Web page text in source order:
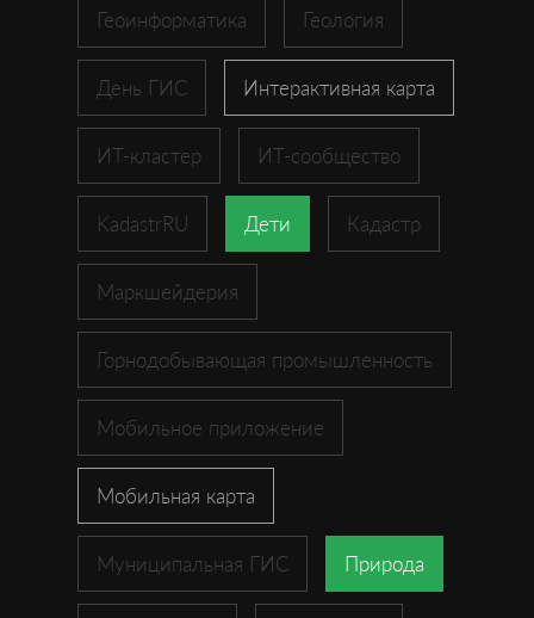
Геоинформатика Геология
День ГИС Интерактивная карта
ИТ-кластер ИТ-сообщество
KadastrRU Дети Кадастр
Маркшейдерия
Горнодобывающая промышленность
Мобильное приложение
Мобильная карта
Муниципальная ГИС Природа